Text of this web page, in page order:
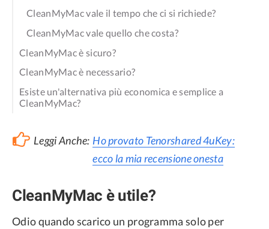
CleanMyMac vale il tempo che ci si richiede?
CleanMyMac vale quello che costa?
CleanMyMac è sicuro?
CleanMyMac è necessario?
Esiste un'alternativa più economica e semplice a
CleanMyMac?
Leggi Anche: Ho provato Tenorshared 4uKey:
ecco la mia recensione onesta
CleanMyMac è utile?
Odio quando scarico un programma solo per